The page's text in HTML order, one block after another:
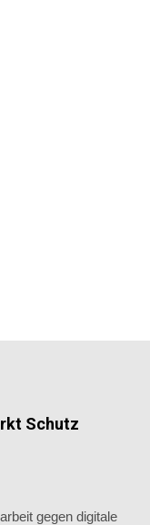
Schutz
gegen digitale